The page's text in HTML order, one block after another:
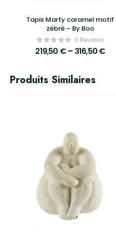
Tapis Marty caramel motif
zébré – By Boo
0 Reviews
219,50 €– 316,50€
Produits Similaires